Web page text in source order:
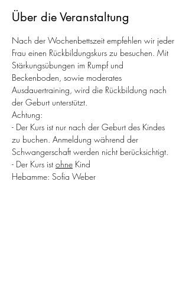
Über die Veranstaltung
Nach der Wochenbettszeit empfehlen wir jeder
Frau einen Rückbildungskurs zu besuchen. Mit
Stärkungsübungen im Rumpf und
Beckenboden, sowie moderates
Ausdauertraining, wird die Rückbildung nach
der Geburt unterstützt.
Achtung:
- Der Kurs ist nur nach der Geburt des Kindes
zu buchen. Anmeldung während der
Schwangerschaft werden nicht berücksichtigt.
- Der Kurs ist ohne Kind
Hebamme: Sofia Weber